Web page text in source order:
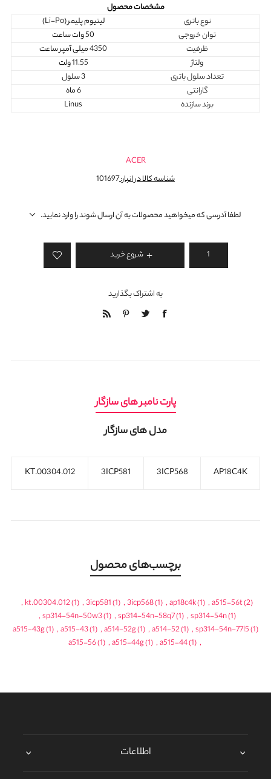
مشخصات محصول
نوع باتری
لیتیوم پلیمر (Li-Po)
توان خروجی
50 وات ساعت
ظرفیت
4350 میلی آمپر ساعت
ولتاژ
11.55 ولت
تعداد سلول باتری
3 سلول
گارانتی
6 ماه
برند سازنده
Linus
ACER
شناسه کالا در انبار:101697
لطفا آدرسی که میخواهید محصولات به آن ارسال شوند را وارد نمایید.
شروع خرید
به اشتراک بگذارید
پارت نامبر های سازگار
مدل های سازگار
AP18C4K
3ICP568
3ICP581
KT.00304.012
برچسب‌های محصول
a515-56t(2)
,
ap18c4k(1)
,
3icp568(1)
,
3icp581(1)
,
kt.00304.012(1)
,
sp314-54n(1)
,
sp314-54n-58q7(1)
,
sp314-54n-50w3(1)
,
sp314-54n-77l5(1)
,
a514-52(1)
,
a514-52g(1)
,
a515-43(1)
,
a515-43g(1)
,
a515-44(1)
,
a515-44g(1)
,
a515-56(1)
اطلاعات